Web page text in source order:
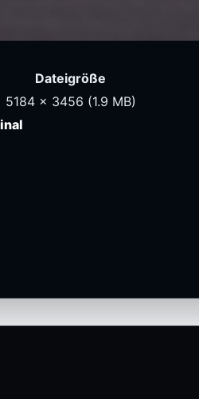
Dateigröße
5184 x 3456 (1.9 MB)